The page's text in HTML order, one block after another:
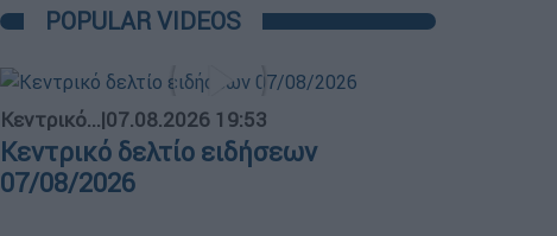
POPULAR VIDEOS
Κεντρικό...|07.08.2026 19:53
Κεντρικό δελτίο ειδήσεων
07/08/2026